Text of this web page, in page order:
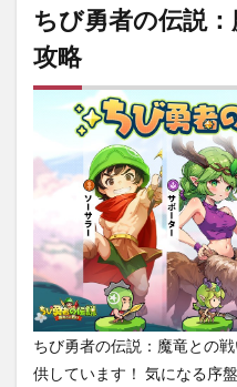
の伝
説：
魔竜
との
戦い
の序
盤攻
1.1
進め
方
2
ちび
勇者
の伝
説：
魔竜
ちび勇者の伝説
攻略
ちび勇者の伝説：魔竜との
供しています！ 気になる序